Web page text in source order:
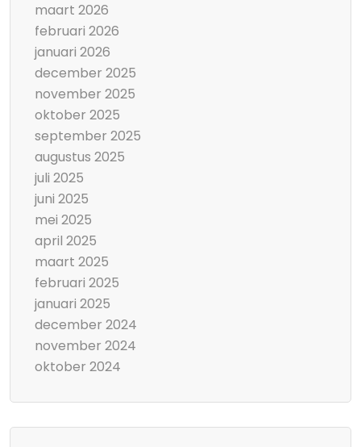
maart 2026
februari 2026
januari 2026
december 2025
november 2025
oktober 2025
september 2025
augustus 2025
juli 2025
juni 2025
mei 2025
april 2025
maart 2025
februari 2025
januari 2025
december 2024
november 2024
oktober 2024